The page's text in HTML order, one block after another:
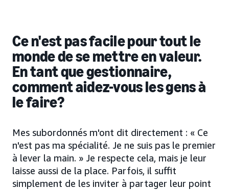
Ce n'est pas facile pour tout le
monde de se mettre en valeur.
En tant que gestionnaire,
comment aidez-vous les gens à
le faire?
Mes subordonnés m'ont dit directement : « Ce
n'est pas ma spécialité. Je ne suis pas le premier
à lever la main. » Je respecte cela, mais je leur
laisse aussi de la place. Parfois, il suffit
simplement de les inviter à partager leur point